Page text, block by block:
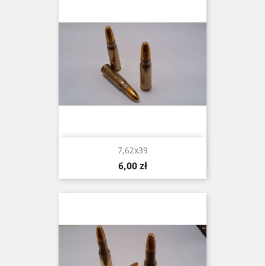
7,62x39
Cena
6,00 zł